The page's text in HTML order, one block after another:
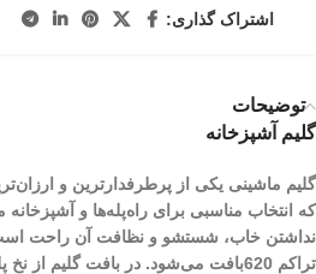
اشتراک گذاری:
توضیحات
گلیم آشپزخانه
گلیم ماشینی یکی از پرطرفدارترین و
که انتخاب مناسبی برای راه‌پله‌ها و
تراکم 620بافت می‌شود. در بافت گلیم